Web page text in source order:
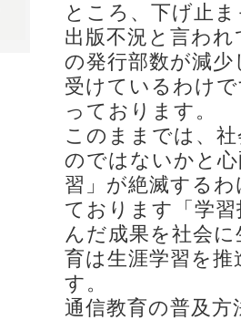
ところ、下げ止
出版不況と言わ
の発行部数が減
受けているわけ
っております。
このままでは、
のではないかと
習」が絶滅する
ております「学
んだ成果を社会
育は生涯学習を
す。
通信教育の普及